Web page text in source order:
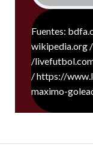
Fuentes:
wikipedia.org
/
/ https://
maximo-